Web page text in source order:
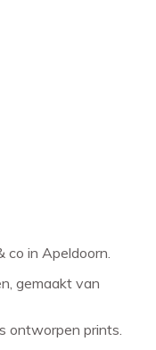
co in Apeldoorn.
gemaakt van
ontworpen prints.